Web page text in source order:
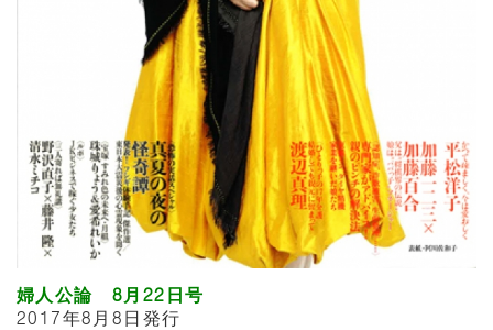
婦人公論 8月22日号
2017年8月8日発行